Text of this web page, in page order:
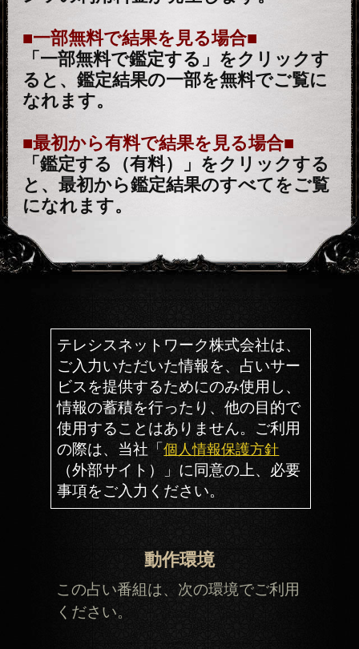
さず核心直撃【愛/人生決断占】桃
萃
2026年7月27月追加
全方位抜かりナシ≪難悩解決≫付
命術
2026年7月23月追加
プライバシーポリシー
特定商取引法に基づく表記
運営会社 RENSA All Rights Reserved.